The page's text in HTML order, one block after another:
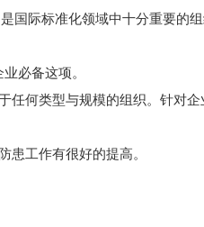
国际标准化领域中十分重要的
必备这项。
任何类型与规模的组织。针对
患工作有很好的提高。